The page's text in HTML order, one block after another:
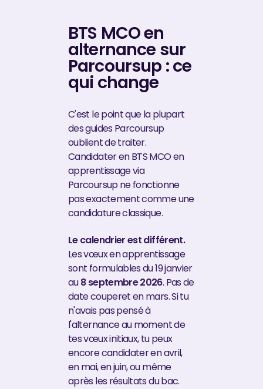
BTS MCO en
alternance sur
Parcoursup : ce
qui change
C'est le point que la plupart
des guides Parcoursup
oublient de traiter.
Candidater en BTS MCO en
apprentissage via
Parcoursup ne fonctionne
pas exactement comme une
candidature classique.
Le calendrier est différent.
Les vœux en apprentissage
sont formulables du 19 janvier
au8 septembre 2026. Pas de
date couperet en mars. Si tu
n'avais pas pensé à
l'alternance au moment de
tes vœux initiaux, tu peux
encore candidater en avril,
en mai, en juin, ou même
après les résultats du bac.